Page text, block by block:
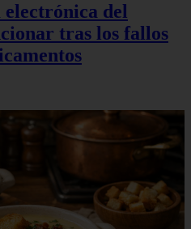
electrónica del
tras los fallos